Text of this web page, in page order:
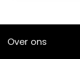
Over ons